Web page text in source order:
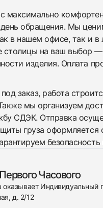
максимально
обращения. Мы
в нашем офисе, так и
столицы на ваш выбор
изделия. Оплата
заказ, работа
мы организуем
СДЭК. Отправка
груза оформляется
безопасность
Часового
оказывает
д. 2/12